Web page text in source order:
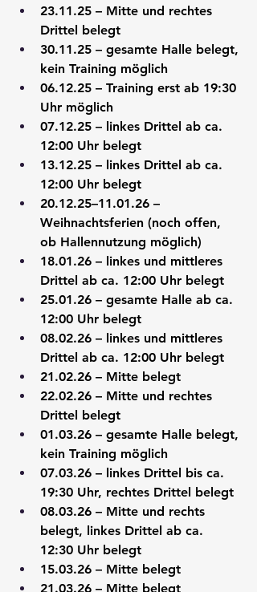
23.11.25 – Mitte und rechtes
Drittel belegt
30.11.25 – gesamte Halle belegt,
kein Training möglich
06.12.25 – Training erst ab 19:30
Uhr möglich
07.12.25 – linkes Drittel ab ca.
12:00 Uhr belegt
13.12.25 – linkes Drittel ab ca.
12:00 Uhr belegt
20.12.25–11.01.26 –
Weihnachtsferien (noch offen,
ob Hallennutzung möglich)
18.01.26 – linkes und mittleres
Drittel ab ca. 12:00 Uhr belegt
25.01.26 – gesamte Halle ab ca.
12:00 Uhr belegt
08.02.26 – linkes und mittleres
Drittel ab ca. 12:00 Uhr belegt
21.02.26 – Mitte belegt
22.02.26 – Mitte und rechtes
Drittel belegt
01.03.26 – gesamte Halle belegt,
kein Training möglich
07.03.26 – linkes Drittel bis ca.
19:30 Uhr, rechtes Drittel belegt
08.03.26 – Mitte und rechts
belegt, linkes Drittel ab ca.
12:30 Uhr belegt
15.03.26 – Mitte belegt
21.03.26 – Mitte belegt